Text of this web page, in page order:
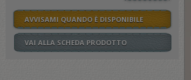
AVVISAMI QUANDO È DISPONIBILE
VAI ALLA SCHEDA PRODOTTO